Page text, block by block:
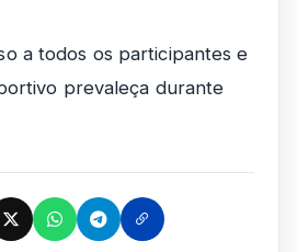
a todos os participantes e
prevaleça durante